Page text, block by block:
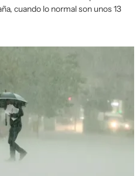
cuando lo normal son unos 13